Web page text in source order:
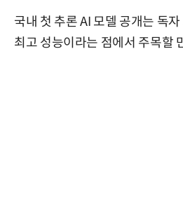
국내 첫 추론 AI 모델 공개는 독자
최고 성능이라는 점에서 주목할